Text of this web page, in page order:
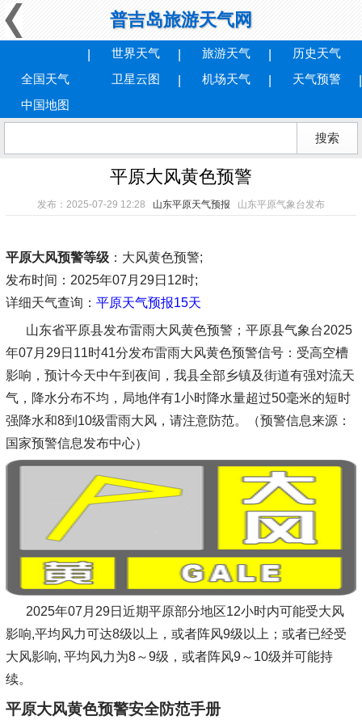
普吉岛旅游天气网
全国天气
世界天气 旅游天气
历史天气
卫星云图
机场天气
天气预警
中国地图
平原大风黄色预警
发布：2025-07-29 12:28 山东平原天气预报 山东平原气象台发布
平原大风预警等级：大风黄色预警;
发布时间 ：2025年07月29日12时;
详细天气查询： 平原天气预报15天
山东省平原县发布雷雨大风黄色预警；平原县气象台2025
年07月29日11时41分发布雷雨大风黄色预警信号：受高空槽
影响，预计今天中午到夜间，我县全部乡镇及街道有强对流天
气，降水分布不均，局地伴有1小时降水量超过50毫米的短时
强降水和8到10级雷雨大风，请注意防范。（预警信息来源：
国家预警信息发布中心）
2025年07月29日近期平原部分地区12小时内可能受大风
影响,平均风力可达8级以上，或者阵风9级以上；或者已经受
大风影响, 平均风力为8～9级，或者阵风9～10级并可能持
续。
平原大风黄色预警安全防范手册